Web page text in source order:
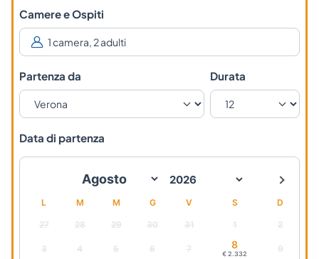
Camere e Ospiti
Partenza da Durata
Data di partenza
L M M G V S D
27 28 29 30 31 1 2
3 4 5 6 7 8
€ 2.332 9